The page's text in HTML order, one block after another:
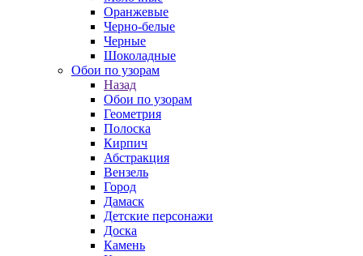
Оранжевые
Черно-белые
Черные
Шоколадные
Обои по узорам
Назад
Обои по узорам
Геометрия
Полоска
Кирпич
Абстракция
Вензель
Город
Дамаск
Детские персонажи
Доска
Камень